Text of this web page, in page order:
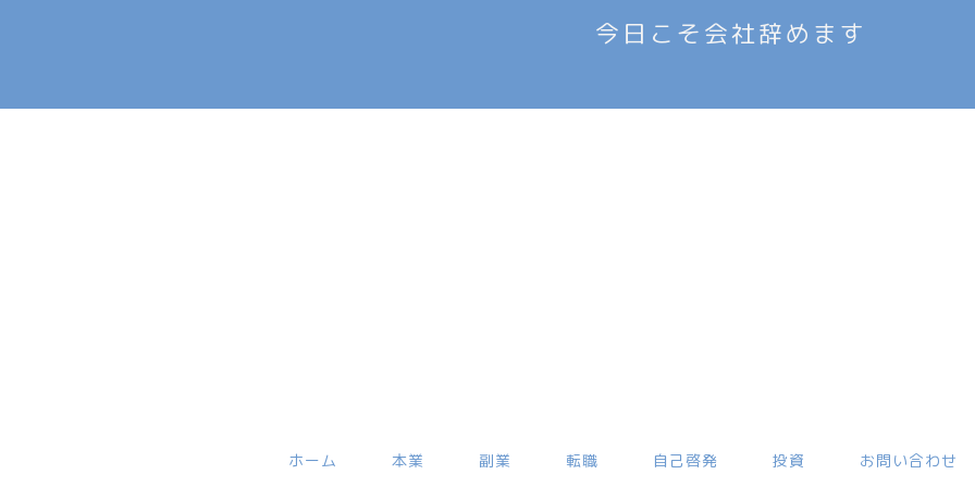
今日こそ会社辞めます
ホーム 本業 副業 転職 自己啓発 投資 お問い合わせ